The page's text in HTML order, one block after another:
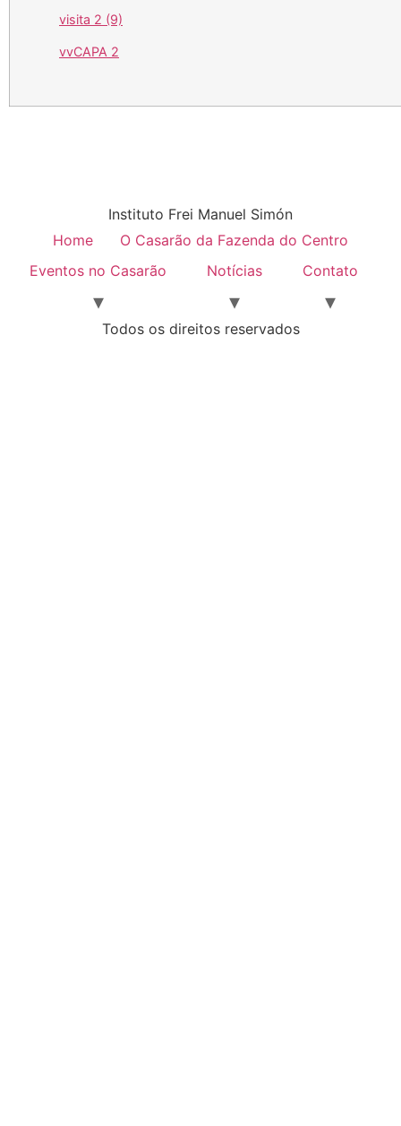
visita 2 (9)
vvCAPA 2
Instituto Frei Manuel Simón
Home
O Casarão da Fazenda do Centro
Eventos no Casarão
Notícias Contato
Todos os direitos reservados